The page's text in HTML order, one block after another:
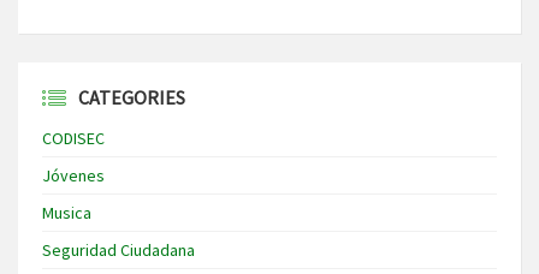
CATEGORIES
CODISEC
Jóvenes
Musica
Seguridad Ciudadana